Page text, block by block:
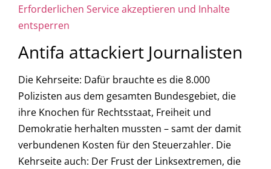
Erforderlichen Service akzeptieren und Inhalte
entsperren
Antifa attackiert Journalisten
Die Kehrseite: Dafür brauchte es die 8.000
Polizisten aus dem gesamten Bundesgebiet, die
ihre Knochen für Rechtsstaat, Freiheit und
Demokratie herhalten mussten – samt der damit
verbundenen Kosten für den Steuerzahler. Die
Kehrseite auch: Der Frust der Linksextremen, die